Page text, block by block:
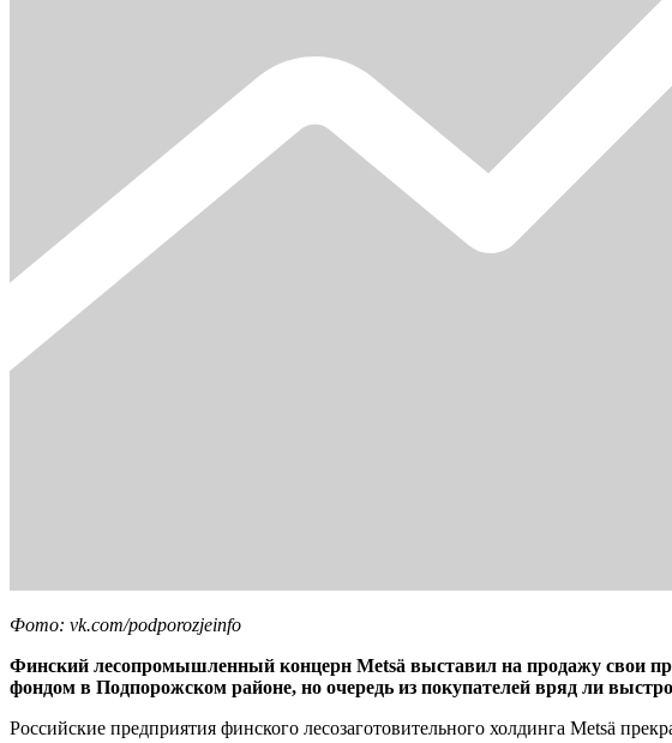
Фото: vk.com/podporozjeinfo
Финский лесопромышленный концерн Metsä выставил на продажу свои
фондом в Подпорожском районе, но очередь из покупателей вряд ли
Российские предприятия финского лесозаготовительного холдинга Metsä